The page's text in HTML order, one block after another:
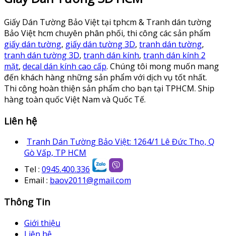
Giấy Dán Tường Bảo Việt tại tphcm & Tranh dán tường
Bảo Việt hcm chuyên phân phối, thi công các sản phẩm
giấy dán tường, giấy dán tường 3D, tranh dán tường,
tranh dán tường 3D, tranh dán kính, tranh dán kính 2
mặt, decal dán kính cao cấp. Chúng tôi mong muốn mang
đến khách hàng những sản phẩm với dịch vụ tốt nhất.
Thi công hoàn thiện sản phẩm cho bạn tại TPHCM. Ship
hàng toàn quốc Việt Nam và Quốc Tế.
Liên hệ
Tranh Dán Tường Bảo Việt: 1264/1 Lê Đức Thọ, Q
Gò Vấp, TP HCM
Tel : 0945.400.336
Email : baov2011@gmail.com
Thông Tin
Giới thiệu